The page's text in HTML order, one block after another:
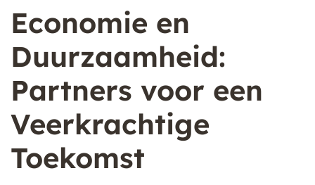
Economie en
Duurzaamheid:
Partners voor een
Veerkrachtige
Toekomst